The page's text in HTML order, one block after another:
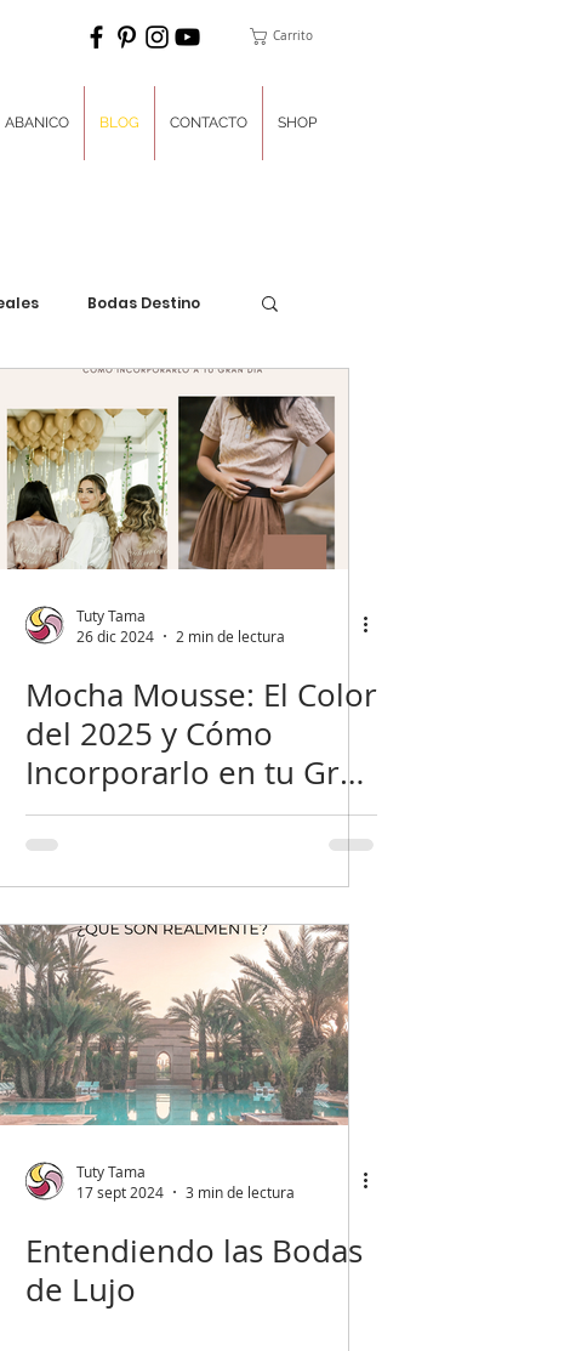
Carrito
ABANICO BLOG CONTACTO SHOP
Bodas Destino
Planner del Día
Un poco de dulces
Tuty Tama
26 dic 2024
2 min de lectura
Mocha Mousse: El Color
del 2025 y Cómo
Incorporarlo en tu Gran
Día
Tuty Tama
17 sept 2024
3 min de lectura
Entendiendo las Bodas
de Lujo